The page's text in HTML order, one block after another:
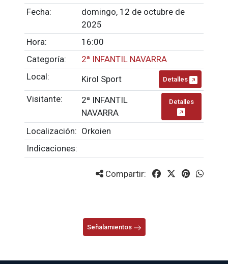
Fecha:
domingo, 12 de octubre de
2025
Hora:
16:00
Categoría:
2ª INFANTIL NAVARRA
Local:
Kirol Sport Detalles
Visitante:
2ª INFANTIL
NAVARRA
Detalles
Localización: Orkoien
Indicaciones:
Compartir:
Señalamientos